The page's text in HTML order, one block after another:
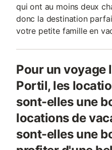
qui ont au moins deux
donc la destination
votre petite famille en
Pour un voyage
Portil, les
sont-elles une
locations de
sont-elles une